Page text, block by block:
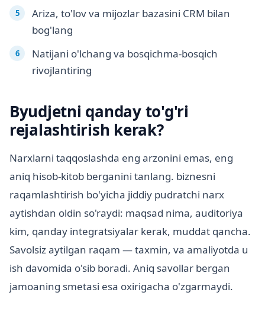
Ariza, to'lov va mijozlar bazasini CRM bilan
bog'lang
Natijani o'lchang va bosqichma-bosqich
rivojlantiring
Byudjetni qanday to'g'ri
rejalashtirish kerak?
Narxlarni taqqoslashda eng arzonini emas, eng
aniq hisob-kitob berganini tanlang. biznesni
raqamlashtirish bo'yicha jiddiy pudratchi narx
aytishdan oldin so'raydi: maqsad nima, auditoriya
kim, qanday integratsiyalar kerak, muddat qancha.
Savolsiz aytilgan raqam — taxmin, va amaliyotda u
ish davomida o'sib boradi. Aniq savollar bergan
jamoaning smetasi esa oxirigacha o'zgarmaydi.